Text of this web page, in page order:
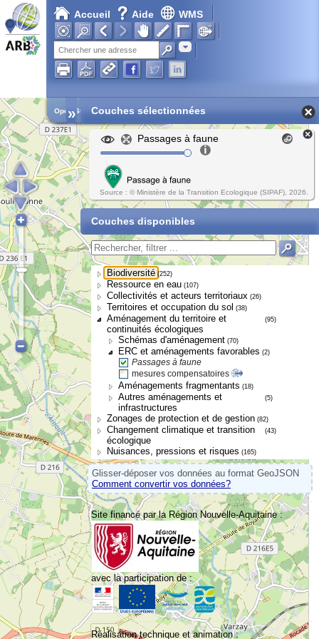
Accueil Aide WMS
Adresse
Open Street Map
» Couches sélectionnées
Passages à faune
Source : © Ministère de la Transition Ecologique (SIPAF), 2026.
Couches disponibles
Biodiversité (252)
Ressource en eau (107)
Collectivités et acteurs territoriaux (26)
Territoires et occupation du sol (38)
Aménagement du territoire et
continuités écologiques
(95)
Schémas d'aménagement (70)
ERC et aménagements favorables (2)
Passages à faune
mesures compensatoires
Aménagements fragmentants (18)
Autres aménagements et
infrastructures
(5)
Zonages de protection et de gestion (82)
Changement climatique et transition
écologique
(43)
Nuisances, pressions et risques (165)
Glisser-déposer vos données au format GeoJSON
Comment convertir vos données?
Site financé par la Région Nouvelle-Aquitaine :
avec la participation de :
Réalisation technique et animation :